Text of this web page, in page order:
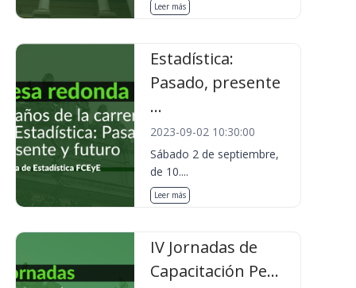
Leer más
Estadística:
Pasado, presente
...
2023-09-02 10:30:00
Sábado 2 de septiembre,
de 10....
Leer más
IV Jornadas de
Capacitación Pe...